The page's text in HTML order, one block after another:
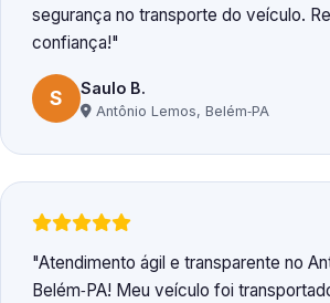
segurança no transporte do veículo.
confiança!
S Saulo B.
Antônio Lemos, Belém‑PA
Atendimento ágil e transparente no
Belém‑PA! Meu veículo foi